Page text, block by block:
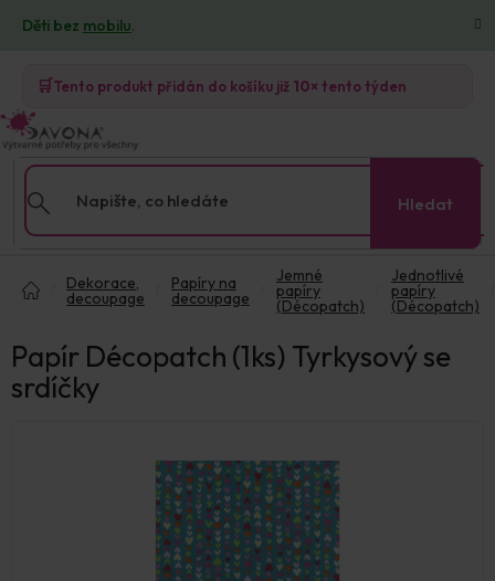
obsah
Děti bez mobilu.
🛒Tento produkt přidán do košíku již 10× tento týden
Hledat
Dekorace,
decoupage
Papíry na
decoupage
Jemné
papíry
(Décopatch)
Jednotlivé
papíry
(Décopatch)
Papír Décopatch (1ks) Tyrkysový se
srdíčky